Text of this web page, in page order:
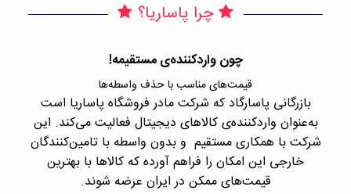
چرا پاساریا؟
چون واردکننده‌ی مستقیمه!
قیمت‌های مناسب با حذف واسطه‌ها
بازرگانی پاسارگاد که شرکت مادر فروشگاه پاساریا است
به‌عنوان واردکننده‌ی کالاهای دیجیتال فعالیت می‌کند. این
شرکت با همکاری مستقیم و بدون واسطه با تامین‌کنندگان
خارجی این امکان را فراهم آورده که کالاها با بهترین
قیمت‌های ممکن در ایران عرضه شوند.